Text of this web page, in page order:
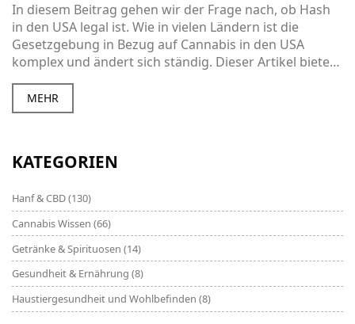
In diesem Beitrag gehen wir der Frage nach, ob Hash
in den USA legal ist. Wie in vielen Ländern ist die
Gesetzgebung in Bezug auf Cannabis in den USA
komplex und ändert sich ständig. Dieser Artikel bietet
einen detaillierten Einblick in das Thema, basierend auf
meiner persönlichen Reise durch diesen komplizierten
Bereich des Rechts. Lasst uns gemeinsam mehr über
MEHR
KATEGORIEN
Hanf & CBD(130)
Cannabis Wissen (66)
Getränke & Spirituosen (14)
Gesundheit & Ernährung (8)
Haustiergesundheit und Wohlbefinden (8)